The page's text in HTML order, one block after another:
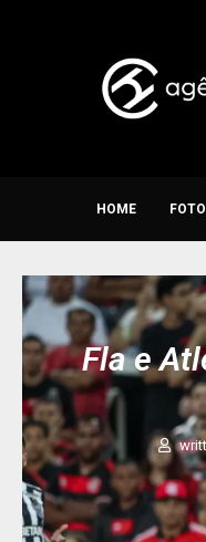
HOME
Fla e